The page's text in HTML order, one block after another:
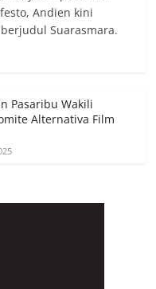
Andien kini
Suarasmara.
Pasaribu Wakili
Alternativa Film